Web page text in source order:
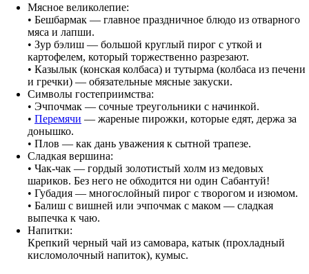
Мясное великолепие:
• Бешбармак — главное праздничное блюдо из отварного
мяса и лапши.
• Зур бэлиш — большой круглый пирог с уткой и
картофелем, который торжественно разрезают.
• Казылык (конская колбаса) и тутырма (колбаса из печени
и гречки) — обязательные мясные закуски.
Символы гостеприимства:
• Эчпочмак — сочные треугольники с начинкой.
• Перемячи — жареные пирожки, которые едят, держа за
донышко.
• Плов — как дань уважения к сытной трапезе.
Сладкая вершина:
• Чак-чак — гордый золотистый холм из медовых
шариков. Без него не обходится ни один Сабантуй!
• Губадия — многослойный пирог с творогом и изюмом.
• Балиш с вишней или эчпочмак с маком — сладкая
выпечка к чаю.
Напитки:
Крепкий черный чай из самовара, катык (прохладный
кисломолочный напиток), кумыс.